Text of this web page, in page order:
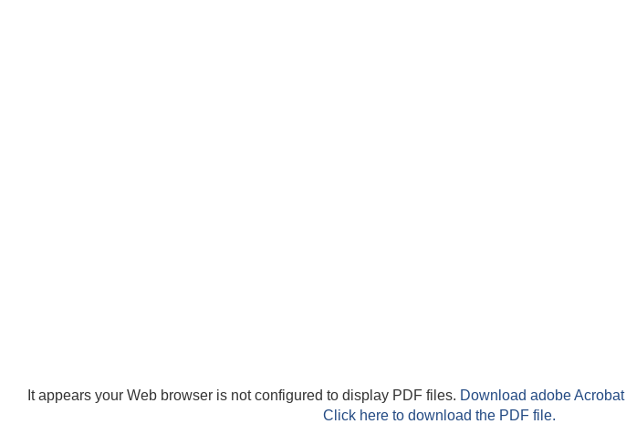
It appears your Web browser is not configured to display PDF files. Download adobe Acrobat
Click here to download the PDF file.